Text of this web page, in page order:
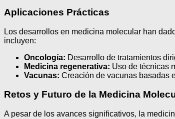
Aplicaciones Prácticas
Los desarrollos en medicina molecular han
incluyen:
Oncología: Desarrollo de tratamientos
Medicina regenerativa: Uso de técnicas
Vacunas: Creación de vacunas basadas
Retos y Futuro de la Medicina
A pesar de los avances significativos, la